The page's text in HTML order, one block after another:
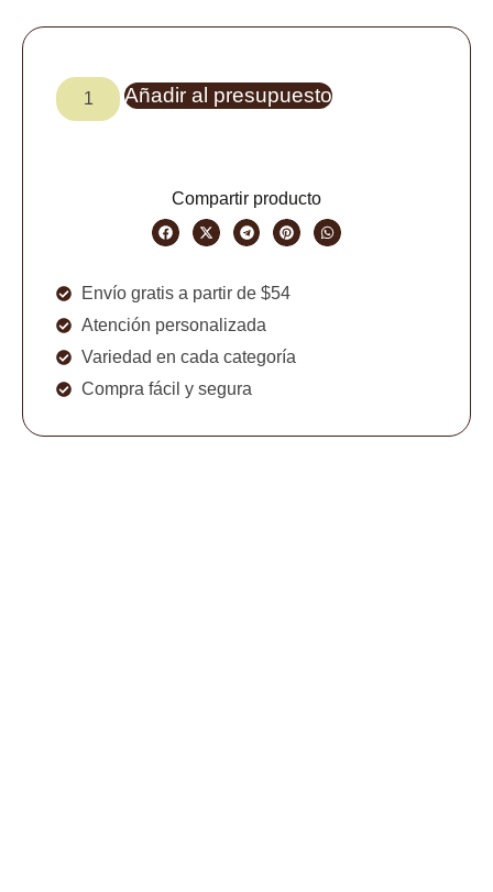
Añadir al presupuesto
Compartir producto
Envío gratis a partir de $54
Atención personalizada
Variedad en cada categoría
Compra fácil y segura